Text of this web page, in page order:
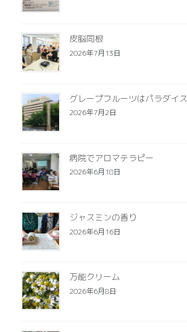
皮脳同根
2026年7月13日
グレープフルーツはパラダイス
2026年7月2日
病院でアロマテラピー
2026年6月18日
ジャスミンの香り
2026年6月16日
万能クリーム
2026年6月8日